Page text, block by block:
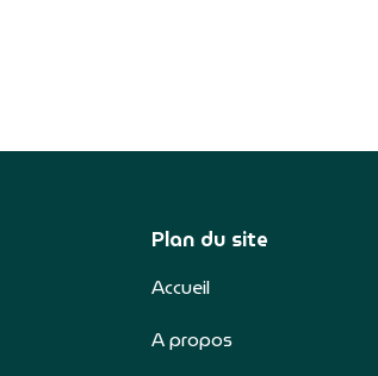
Plan du site
Accueil
A propos